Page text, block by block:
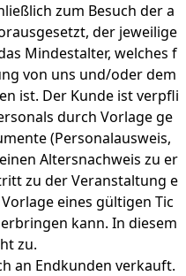
zum Besuch der a
der jeweilige
Mindestalter, welches f
von uns und/oder dem
ist. Der Kunde ist verpfli
durch Vorlage ge
(Personalausweis,
Altersnachweis zu er
zu der Veranstaltung e
eines gültigen Tic
kann. In diesem
zu.
an Endkunden verkauft.